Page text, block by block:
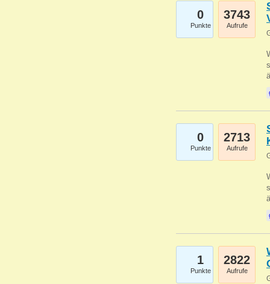
0
Punkte
3743
Aufrufe
0
Punkte
2713
Aufrufe
1
Punkte
2822
Aufrufe